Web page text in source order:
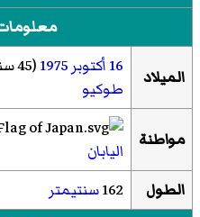
الميلاد 16 أكتوبر 1975(45 سنة)
طوكيو
مواطنة
اليابان
الطول
162سنتيمتر